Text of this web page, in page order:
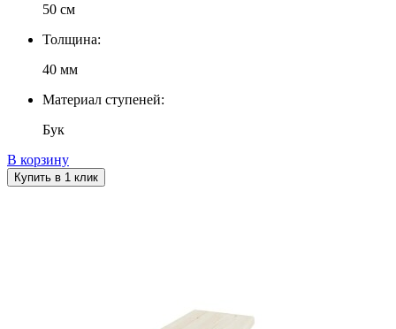
50 см
Толщина:
40 мм
Материал ступеней:
Бук
В корзину
Купить в 1 клик